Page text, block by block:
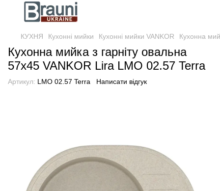
КУХНЯ Кухонні мийки Кухонні мийки VANKOR Кухонна
Кухонна мийка з гарніту овальна
57х45 VANKOR Lira LMO 02.57 Terra
Артикул: LMO 02.57 Terra Написати відгук